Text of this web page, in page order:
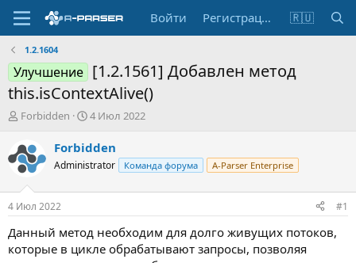
Войти Регистрация 🇷🇺
1.2.1604
Улучшение [1.2.1561] Добавлен метод
this.isContextAlive()
А
т
о
р
т
е
м
ы
Forbidden
Д
т
н
а
л
а
4 Июл 2022
Forbidden
Administrator Команда форума A-Parser Enterprise
4 Июл 2022 #1
Данный метод необходим для долго живущих потоков,
которые в цикле обрабатывают запросы, позволяя